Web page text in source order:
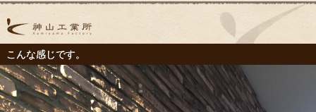
こんな感じです。